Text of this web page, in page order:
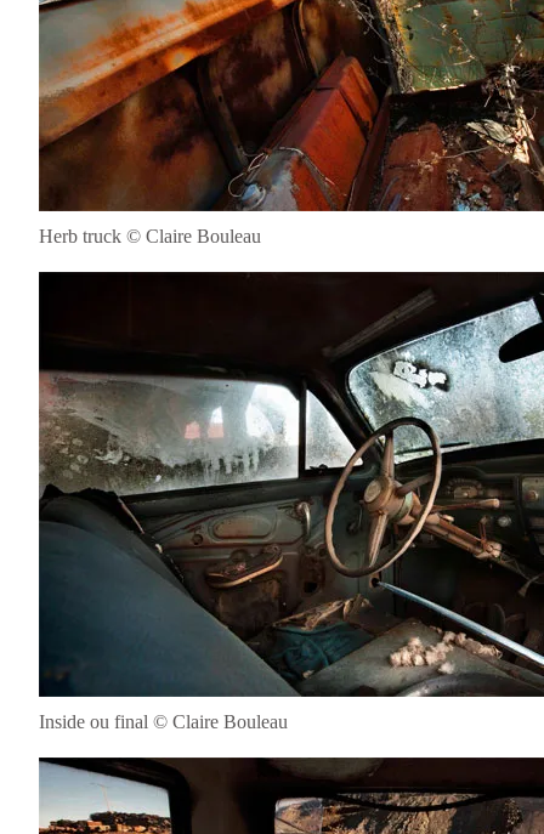
Herb truck © Claire Bouleau
Inside ou final © Claire Bouleau